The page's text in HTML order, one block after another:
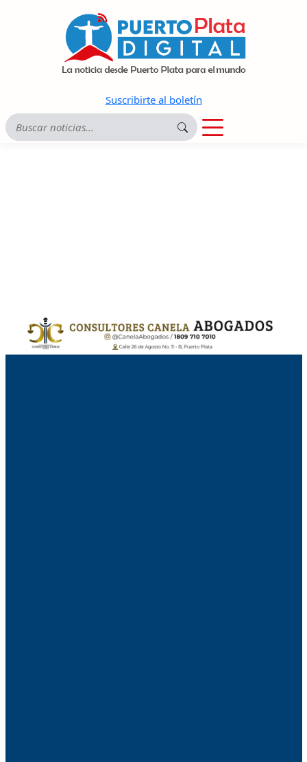
Suscribirte al boletín